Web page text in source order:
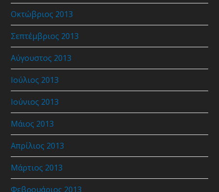
Οκτώβριος 2013
Σεπτέμβριος 2013
Αύγουστος 2013
Ιούλιος 2013
Ιούνιος 2013
Μάιος 2013
Απρίλιος 2013
Μάρτιος 2013
Φεβρουάριος 2013